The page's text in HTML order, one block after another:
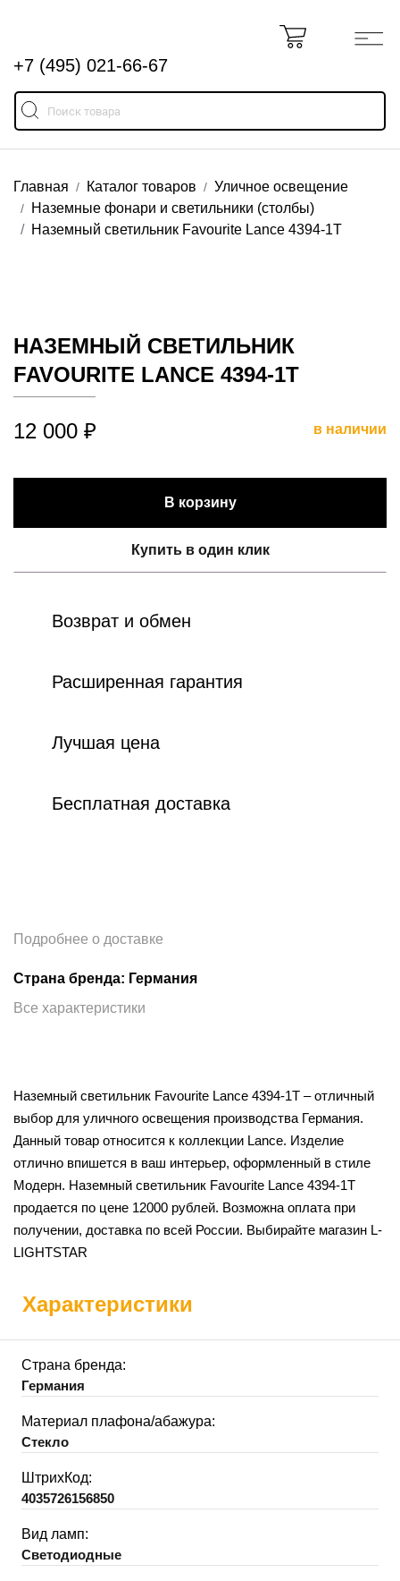
+7 (495) 021-66-67
Главная Каталог товаров
Уличное освещение
Наземные фонари и светильники (столбы)
Наземный светильник Favourite Lance 4394-1T
НАЗЕМНЫЙ СВЕТИЛЬНИК
FAVOURITE LANCE 4394-1T
12 000 ₽ в наличии
В корзину
Купить в один клик
Возврат и обмен
Расширенная гарантия
Лучшая цена
Бесплатная доставка
Подробнее о доставке
Страна бренда: Германия
Все характеристики
Наземный светильник Favourite Lance 4394-1T – отличный
выбор для уличного освещения производства Германия.
Данный товар относится к коллекции Lance. Изделие
отлично впишется в ваш интерьер, оформленный в стиле
Модерн. Наземный светильник Favourite Lance 4394-1T
продается по цене 12000 рублей. Возможна оплата при
получении, доставка по всей России. Выбирайте магазин L-
LIGHTSTAR
Характеристики
Страна бренда:
Германия
Материал плафона/абажура:
Стекло
ШтрихКод:
4035726156850
Вид ламп:
Светодиодные